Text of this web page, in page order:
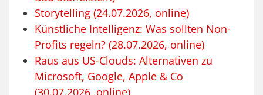
Storytelling (24.07.2026, online)
Künstliche Intelligenz: Was sollten Non-
Profits regeln? (28.07.2026, online)
Raus aus US-Clouds: Alternativen zu
Microsoft, Google, Apple & Co